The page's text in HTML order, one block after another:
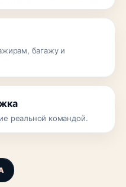
багажу и
реальной командой.